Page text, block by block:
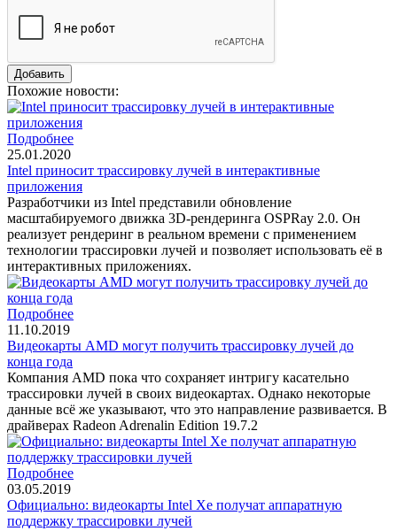
Похожие новости:
Подробнее
25.01.2020
Intel приносит трассировку лучей в интерактивные
приложения
Разработчики из Intel представили обновление
масштабируемого движка 3D-рендеринга OSPRay 2.0. Он
реализует рендеринг в реальном времени с применением
технологии трассировки лучей и позволяет использовать её в
интерактивных приложениях.
Подробнее
11.10.2019
Видеокарты AMD могут получить трассировку лучей до
конца года
Компания AMD пока что сохраняет интригу касательно
трассировки лучей в своих видеокартах. Однако некоторые
данные всё же указывают, что это направление развивается. В
драйверах Radeon Adrenalin Edition 19.7.2
Подробнее
03.05.2019
Официально: видеокарты Intel Xe получат аппаратную
поддержку трассировки лучей